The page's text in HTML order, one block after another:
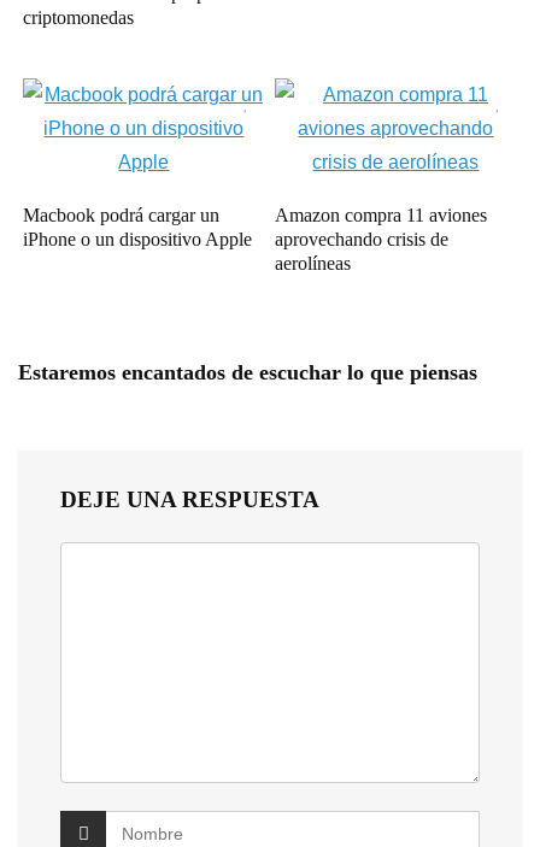
criptomonedas
Macbook podrá cargar un
iPhone o un dispositivo Apple
Amazon compra 11 aviones
aprovechando crisis de
aerolíneas
Estaremos encantados de escuchar lo que piensas
DEJE UNA RESPUESTA